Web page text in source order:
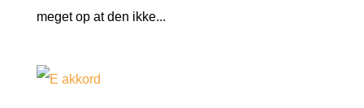
meget op at den ikke...